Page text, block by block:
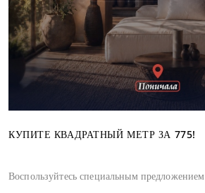
КУПИТЕ КВАДРАТНЫЙ МЕТР ЗА 775!
Воспользуйтесь специальным предложением